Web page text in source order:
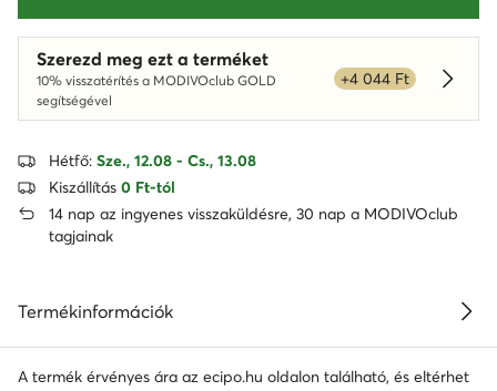
Szerezd meg ezt a terméket
10% visszatérítés a MODIVOclub GOLD
segítségével
+4 044 Ft
Hétfő: Sze., 12.08 - Cs., 13.08
Kiszállítás 0 Ft-tól
14 nap az ingyenes visszaküldésre, 30 nap a MODIVOclub
tagjainak
Termékinformációk
A termék érvényes ára az ecipo.hu oldalon található, és eltérhet